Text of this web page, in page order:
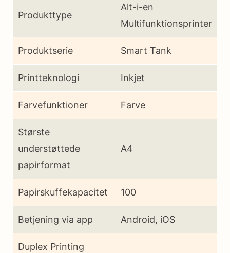
Produkttype
Alt-i-en
Multifunktionsprinter
Produktserie Smart Tank
Printteknologi Inkjet
Farvefunktioner Farve
Største
understøttede
papirformat
A4
Papirskuffekapacitet 100
Betjening via app Android, iOS
Duplex Printing